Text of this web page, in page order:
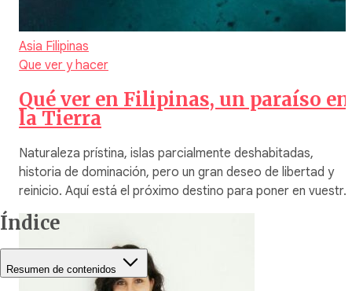
Índice
Resumen de contenidos
Asia Filipinas
Que ver y hacer
Qué ver en Filipinas, un paraíso en
la Tierra
Naturaleza prístina, islas parcialmente deshabitadas,
historia de dominación, pero un gran deseo de libertad y
reinicio. Aquí está el próximo destino para poner en vuestr…